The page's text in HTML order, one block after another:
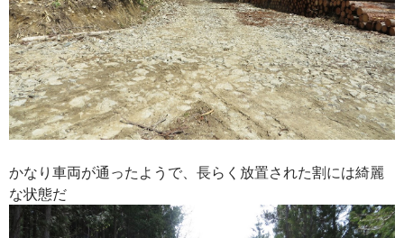
かなり車両が通ったようで、長らく放置された割には綺麗
な状態だ